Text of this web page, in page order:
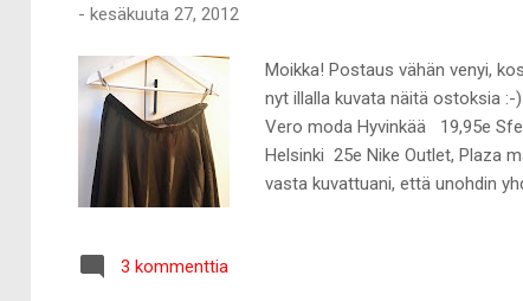
- kesäkuuta 27, 2012
Moikka! Postaus vähän venyi,
nyt illalla kuvata näitä ostoksia
Vero moda Hyvinkää 19,95e
Helsinki 25e Nike Outlet, Plaza
vasta kuvattuani, että unohdin
3 kommenttia